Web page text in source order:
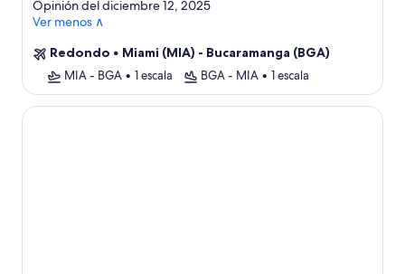
Opinión del diciembre 12, 2025
Ver menos ∧
Redondo • Miami (MIA) - Bucaramanga (BGA)
MIA - BGA • 1 escala BGA - MIA • 1 escala
Hotel Pauche